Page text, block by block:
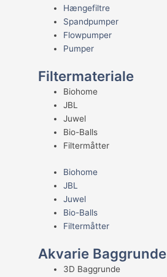
Hængefiltre
Spandpumper
Flowpumper
Pumper
Filtermateriale
Biohome
JBL
Juwel
Bio-Balls
Filtermåtter
Biohome
JBL
Juwel
Bio-Balls
Filtermåtter
Akvarie Baggrunde
3D Baggrunde